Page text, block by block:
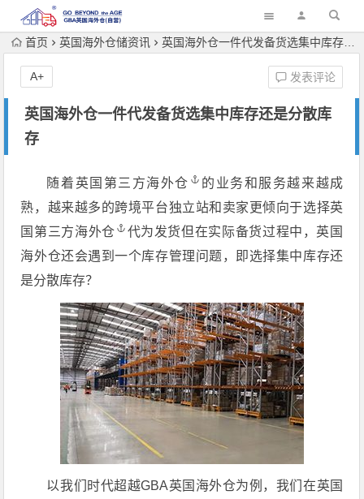
首页 英国海外仓储资讯 英国海外仓一件代发备货选集中库存还是分散库存
英国海外仓一件代发备货选集中库存还是分散库
存
发表评论
A+
随着 英国第三方海外仓
的业务和服务越来越成
熟，越来越多的跨境平台独立站和卖家更倾向于选择英
国第三方海外仓
代为发货但在实际备货过程中，英国
海外仓还会遇到一个库存管理问题，即选择集中库存还
是分散库存？
以我们时代超越GBA英国海外仓为例，我们在英国